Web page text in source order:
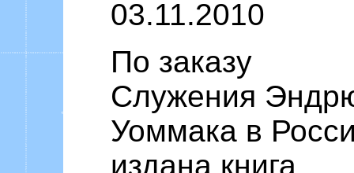
03.11.2010
По заказу
Служения
Уоммака в
издана книга